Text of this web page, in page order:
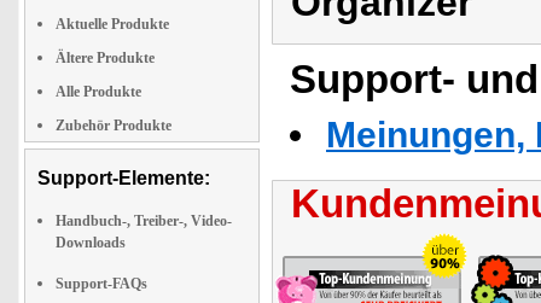
Aktuelle Produkte
Ältere Produkte
Alle Produkte
Zubehör Produkte
Support-Elemente:
Handbuch-, Treiber-, Video-
Downloads
Support-FAQs
Support-